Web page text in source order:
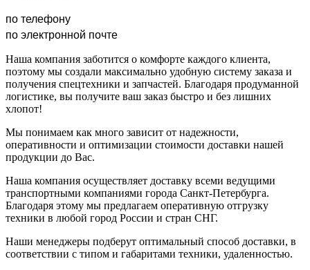
по телефону
по электронной почте
Наша компания заботится о комфорте каждого клиента,
поэтому мы создали максимально удобную систему заказа и
получения спецтехники и запчастей. Благодаря продуманной
логистике, вы получите ваш заказ быстро и без лишних
хлопот!
Мы понимаем как много зависит от надежности,
оперативности и оптимизации стоимости доставки нашей
продукции до Вас.
Наша компания осуществляет доставку всеми ведущими
транспортными компаниями города Санкт-Петербурга.
Благодаря этому мы предлагаем оперативную отгрузку
техники в любой город России и стран СНГ.
Наши менеджеры подберут оптимальный способ доставки, в
соответствии с типом и габаритами техники, удаленностью.